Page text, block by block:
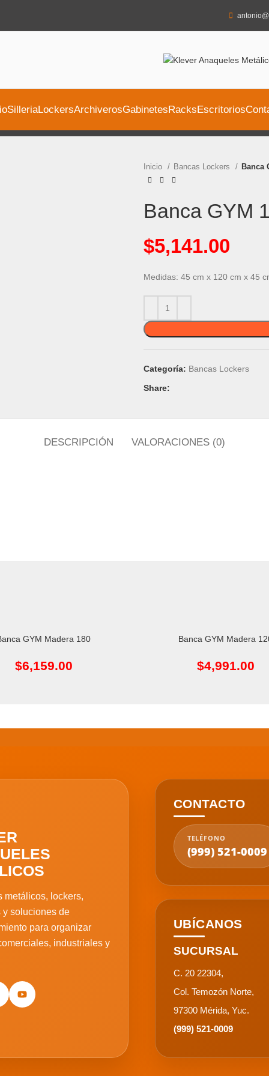
SilleriaLockersArchiverosGabinetesRacksEscritorios
Inicio Bancas Lockers Banca
Banca GYM
$5,141.00
Medidas: 45 cm x 120 cm x 45
Categoría: Bancas Lockers
Share:
DESCRIPCIÓN VALORACIONES (0)
CARRITOGYM Madera 180
$6,159.00
AÑADIR AL CARRITO
Banca GYM Madera
$4,991.00
metálicos, lockers,
y soluciones de
para organizar
industriales y
CONTACTO
TELÉFONO
(999) 521-0009
UBÍCANOS
SUCURSAL
C. 20 22304,
Col. Temozón Norte,
97300 Mérida, Yuc.
(999) 521-0009